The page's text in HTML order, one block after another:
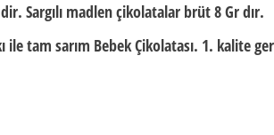
Sargılı madlen çikolatalar brüt8 Grdır.
tam sarım Bebek Çikolatası. 1. kalite